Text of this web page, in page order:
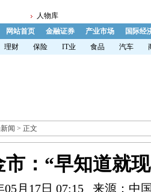
人物库
网站首页
金融证券 产业市场
国际经
理财 保险 IT业 食品 汽车
闻 > 正文
市：“早知道就
05月17日 07:15 来源：中